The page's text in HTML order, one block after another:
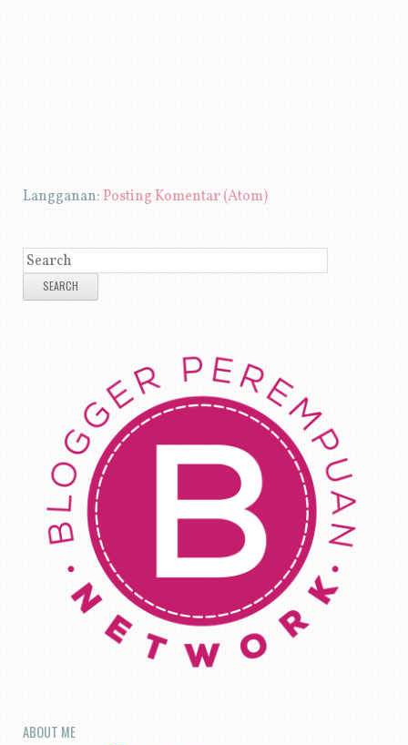
Langganan: Posting Komentar (Atom)
SEARCH
ABOUT ME